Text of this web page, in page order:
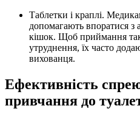
Таблетки і краплі.
допомагають впоратися з
кішок. Щоб приймання
утруднення, їх часто
вихованця.
Ефективність
привчання до